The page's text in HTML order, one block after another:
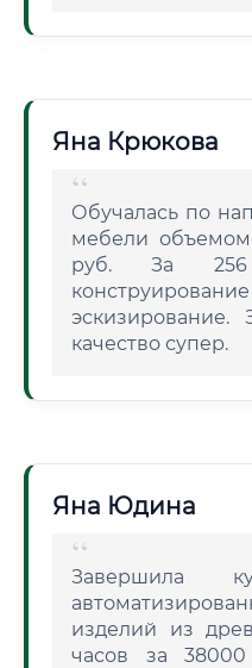
Яна Крюкова
Обучалась по
мебели
руб. За 256
качество супер.
Яна Юдина
Завершила
изделий из
часов за